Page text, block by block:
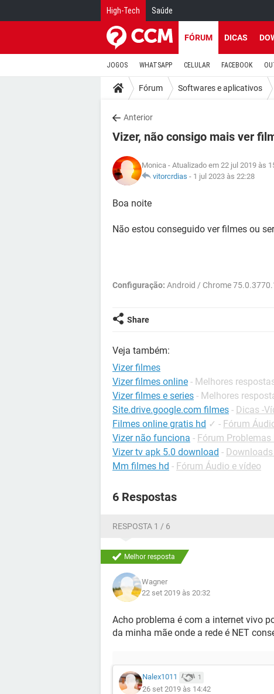
High-Tech Saúde
FÓRUM DICAS
JOGOS WHATSAPP CELULAR FACEBOOK
Fórum Softwares e aplicativos
Anterior
Vizer, não consigo mais ver
Monica - Atualizado em 22 jul 2019 às
vitorcrdias - 1 jul 2023 às 22:28
Boa noite
Não estou conseguido ver filmes ou
Configuração: Android / Chrome
Share
Veja também:
Vizer filmes
Vizer filmes online - Melhores
Vizer filmes e series - Melhores
Site.drive.google.com filmes - Dicas -
Filmes online gratis hd ✓ - Fórum
Vizer não funciona - Fórum Problemas
Vizer tv apk 5.0 download - Downloads
Mm filmes hd - Fórum Áudio e vídeo
6 Respostas
RESPOSTA 1 / 6
Melhor resposta
Wagner
22 set 2019 às 20:32
Acho problema é com a internet vivo
da minha mãe onde a rede é NET
Nalex1011 1
26 set 2019 às 14:42